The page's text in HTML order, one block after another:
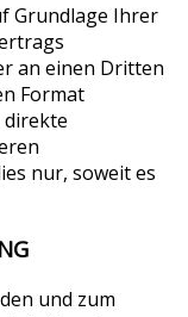
Grundlage Ihrer
an einen Dritten
Format
direkte
nur, soweit es
und zum